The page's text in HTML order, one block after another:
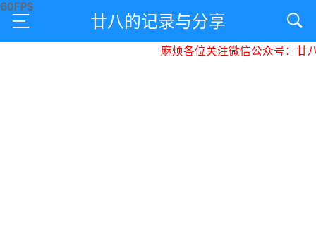
廿八的记录与分享
麻烦各位关注微信公众号：廿八